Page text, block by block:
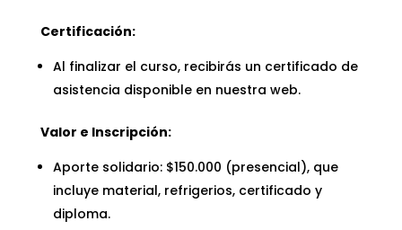
Certificación:
Al finalizar el curso, recibirás un certificado de
asistencia disponible en nuestra web.
Valor e Inscripción:
Aporte solidario: $150.000 (presencial), que
incluye material, refrigerios, certificado y
diploma.